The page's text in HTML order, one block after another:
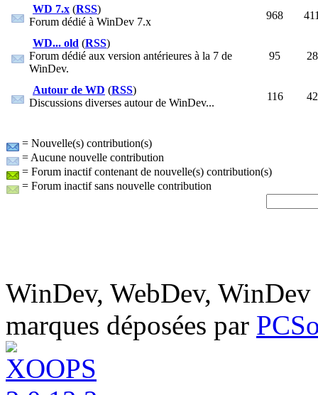
WD 7.x (RSS)
Forum dédié à WinDev 7.x
968
WD... old (RSS)
Forum dédié aux version antérieures à la 7 de
WinDev.
95
Autour de WD (RSS)
Discussions diverses autour de WinDev...
116
= Nouvelle(s) contribution(s)
= Aucune nouvelle contribution
= Forum inactif contenant de nouvelle(s) contribution(s)
= Forum inactif sans nouvelle contribution
WinDev, WebDev,
marques déposées par